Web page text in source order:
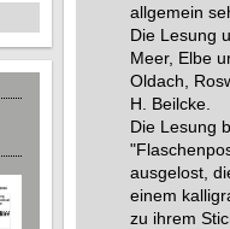
allgemein
Die Lesung
Meer, Elbe
Oldach,
H. Beilcke.
Die Lesung
ausgelost,
einem
zu ihrem